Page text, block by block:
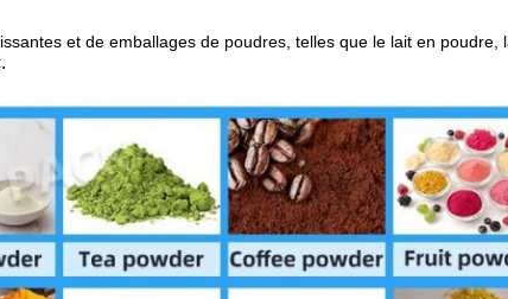
et de emballages de poudres, telles que le lait en